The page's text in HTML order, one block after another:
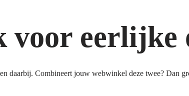
voor eerlijke
daarbij. Combineert jouw webwinkel deze twee? Dan